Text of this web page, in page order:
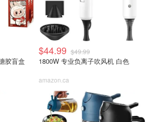
胶盲盒
$44.99 $49.99
1800W 专业负离子吹风机 白色
amazon.ca